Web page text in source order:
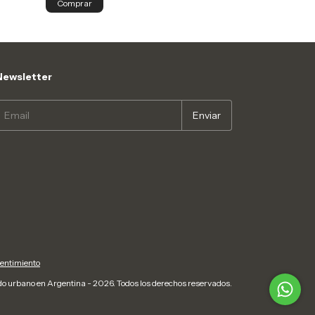
Comprar
urbano en Argentina - 2026. Todos los derechos reservados.